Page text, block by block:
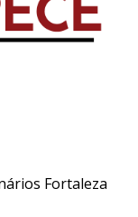
Fortaleza